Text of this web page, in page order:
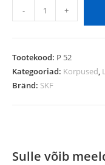
- +
Tootekood: P 52
Kategooriad: Korpused,
Bränd: SKF
Sulle võib